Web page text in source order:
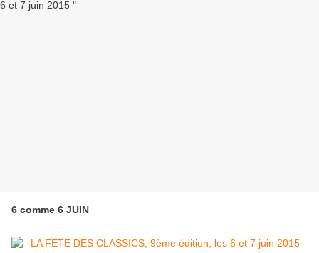
6 comme 6 JUIN